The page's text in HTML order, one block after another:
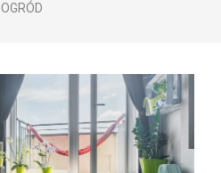
OGRÓD